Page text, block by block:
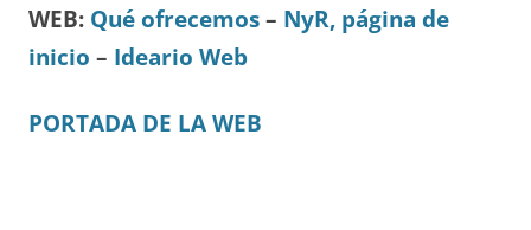
WEB: Qué ofrecemos – NyR, página de
inicio – Ideario Web
PORTADA DE LA WEB